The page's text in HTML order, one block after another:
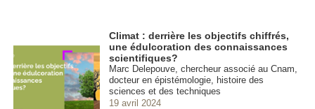
Climat : derrière les objectifs chiffrés,
une édulcoration des connaissances
scientifiques?
Marc Delepouve, chercheur associé au Cnam,
docteur en épistémologie, histoire des
sciences et des techniques
19 avril 2024